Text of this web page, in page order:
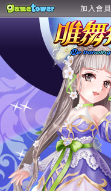
加入會員